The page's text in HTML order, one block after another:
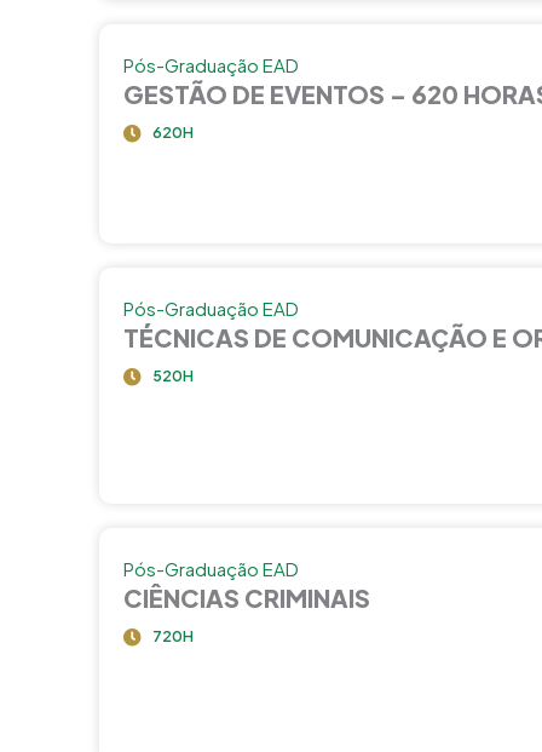
Pós-Graduação EAD
GESTÃO DE EVENTOS – 620
620H
Pós-Graduação EAD
TÉCNICAS DE COMUNICAÇÃO E
520H
Pós-Graduação EAD
CIÊNCIAS CRIMINAIS
720H